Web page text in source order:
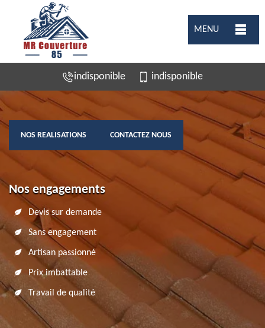
MENU
indisponible indisponible
NOS REALISATIONS CONTACTEZ NOUS
Nos engagements
Devis sur demande
Sans engagement
Artisan passionné
Prix imbattable
Travail de qualité